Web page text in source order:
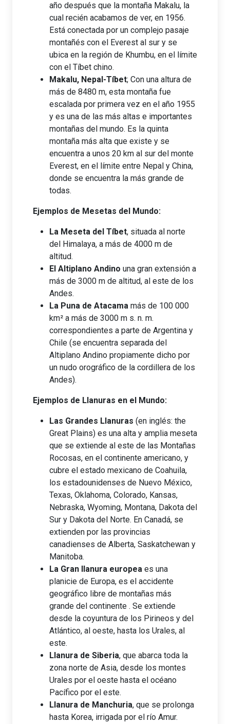
año después que la montaña Makalu, la
cual recién acabamos de ver, en 1956.
Está conectada por un complejo pasaje
montañés con el Everest al sur y se
ubica en la región de Khumbu, en el límite
con el Tíbet chino.
Makalu, Nepal-Tíbet; Con una altura de
más de 8480 m, esta montaña fue
escalada por primera vez en el año 1955
y es una de las más altas e importantes
montañas del mundo. Es la quinta
montaña más alta que existe y se
encuentra a unos 20 km al sur del monte
Everest, en el límite entre Nepal y China,
donde se encuentra la más grande de
todas.
Ejemplos de Mesetas del Mundo:
La Meseta del Tíbet, situada al norte
del Himalaya, a más de 4000 m de
altitud.
El Altiplano Andino una gran extensión a
más de 3000 m de altitud, al este de los
Andes.
La Puna de Atacama más de 100 000
km² a más de 3000 m s. n. m.
correspondientes a parte de Argentina y
Chile (se encuentra separada del
Altiplano Andino propiamente dicho por
un nudo orográfico de la cordillera de los
Andes).
Ejemplos de Llanuras en el Mundo:
Las Grandes Llanuras (en inglés: the
Great Plains) es una alta y amplia meseta
que se extiende al este de las Montañas
Rocosas, en el continente americano, y
cubre el estado mexicano de Coahuila,
los estadounidenses de Nuevo México,
Texas, Oklahoma, Colorado, Kansas,
Nebraska, Wyoming, Montana, Dakota del
Sur y Dakota del Norte. En Canadá, se
extienden por las provincias
canadienses de Alberta, Saskatchewan y
Manitoba.
La Gran llanura europea es una
planicie de Europa, es el accidente
geográfico libre de montañas más
grande del continente . Se extiende
desde la coyuntura de los Pirineos y del
Atlántico, al oeste, hasta los Urales, al
este.
Llanura de Siberia, que abarca toda la
zona norte de Asia, desde los montes
Urales por el oeste hasta el océano
Pacífico por el este.
Llanura de Manchuria, que se prolonga
hasta Korea, irrigada por el río Amur.